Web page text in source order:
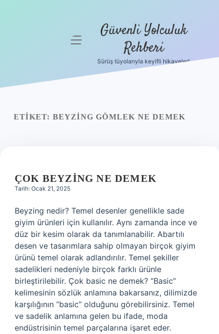
menüyü Güvenli Yolculuk
Rehberi
Sürüş tüyolarıyla keyifli hikayeler!
ETIKET: BEYZING GÖMLEK NE DEMEK
ÇOK BEYZING NE DEMEK
Tarih: Ocak 21, 2025
Beyzing nedir? Temel desenler genellikle sade
giyim ürünleri için kullanılır. Aynı zamanda ince ve
düz bir kesim olarak da tanımlanabilir. Abartılı
desen ve tasarımlara sahip olmayan birçok giyim
ürünü temel olarak adlandırılır. Temel şekiller
sadelikleri nedeniyle birçok farklı ürünle
birleştirilebilir. Çok basic ne demek? “Basic”
kelimesinin sözlük anlamına bakarsanız, dilimizde
karşılığının “basic” olduğunu görebilirsiniz. Temel
ve sadelik anlamına gelen bu ifade, moda
endüstrisinin temel parçalarına işaret eder.